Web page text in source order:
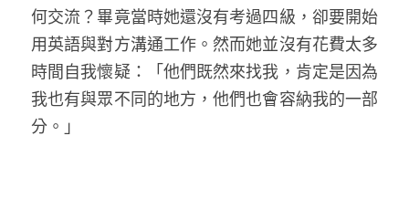
何交流？畢竟當時她還沒有考過四級，卻要開始
用英語與對方溝通工作。然而她並沒有花費太多
時間自我懷疑：「他們既然來找我，肯定是因為
我也有與眾不同的地方，他們也會容納我的一部
分。」